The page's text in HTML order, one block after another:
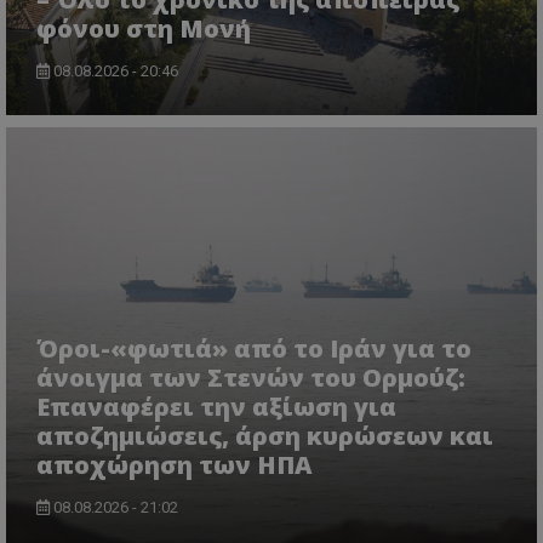
φόνου στη Μονή
08.08.2026 - 20:46
Όροι-«φωτιά» από το Ιράν για το
άνοιγμα των Στενών του Ορμούζ:
Επαναφέρει την αξίωση για
αποζημιώσεις, άρση κυρώσεων και
αποχώρηση των ΗΠΑ
08.08.2026 - 21:02